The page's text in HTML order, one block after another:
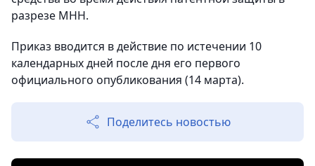
разрезе МНН.
Приказ вводится в действие по истечении 10
календарных дней после дня его первого
официального опубликования (14 марта).
Поделитесь новостью